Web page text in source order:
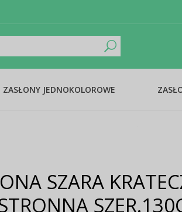
ZASŁONY JEDNOKOLOROWE
SZARA